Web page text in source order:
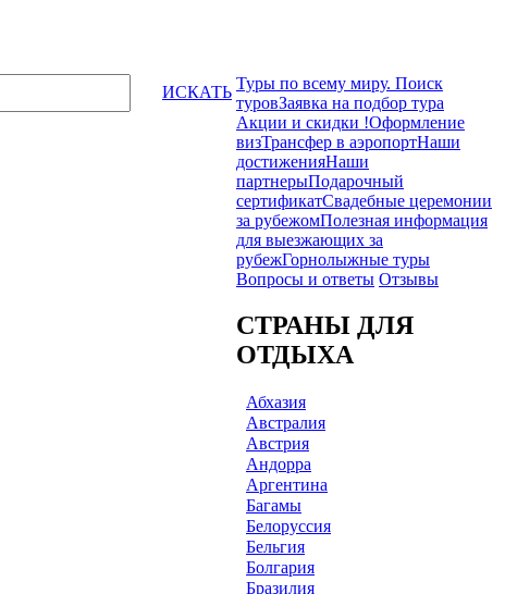
ИСКАТЬ Туры по всему миру. Поиск
туровЗаявка на подбор тура
Акции и скидки !Оформление
визТрансфер в аэропортНаши
достиженияНаши
партнерыПодарочный
сертификатСвадебные церемонии
за рубежомПолезная информация
для выезжающих за
рубежГорнолыжные туры
Вопросы и ответы Отзывы
СТРАНЫ ДЛЯ
ОТДЫХА
Абхазия
Австралия
Австрия
Андорра
Аргентина
Багамы
Белоруссия
Бельгия
Болгария
Бразилия